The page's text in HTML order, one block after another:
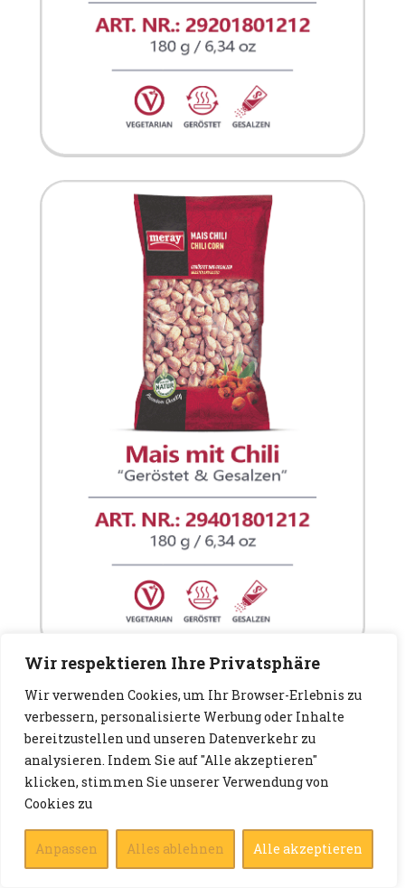
Wir respektieren Ihre Privatsphäre
Wir verwenden Cookies, um Ihr Browser-Erlebnis zu
verbessern, personalisierte Werbung oder Inhalte
bereitzustellen und unseren Datenverkehr zu
analysieren. Indem Sie auf "Alle akzeptieren"
klicken, stimmen Sie unserer Verwendung von
Cookies zu
Anpassen Alles ablehnen Alle akzeptieren